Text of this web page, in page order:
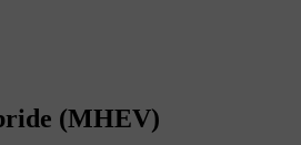
(MHEV)